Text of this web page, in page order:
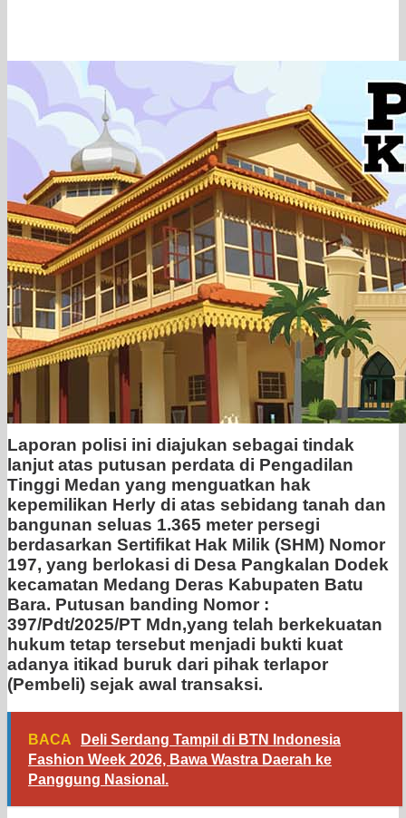
Laporan polisi ini diajukan sebagai tindak
lanjut atas putusan perdata di Pengadilan
Tinggi Medan yang menguatkan hak
kepemilikan Herly di atas sebidang tanah dan
bangunan seluas 1.365 meter persegi
berdasarkan Sertifikat Hak Milik (SHM) Nomor
197, yang berlokasi di Desa Pangkalan Dodek
kecamatan Medang Deras Kabupaten Batu
Bara. Putusan banding Nomor :
397/Pdt/2025/PT Mdn,yang telah berkekuatan
hukum tetap tersebut menjadi bukti kuat
adanya itikad buruk dari pihak terlapor
(Pembeli) sejak awal transaksi.
BACA
Deli Serdang Tampil di BTN Indonesia
Fashion Week 2026, Bawa Wastra Daerah ke
Panggung Nasional.